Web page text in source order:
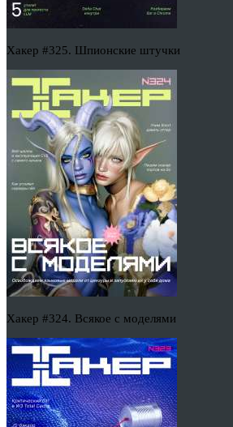
Хакер #325. Шпионские штучки
Хакер #324. Всякое с моделями